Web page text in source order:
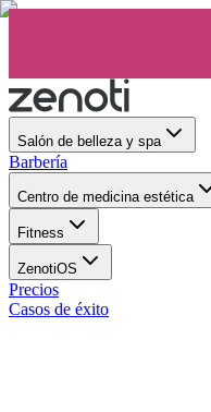
Salón de belleza y spa
Barbería
Centro de medicina estética
Fitness
ZenotiOS
Precios
Casos de éxito